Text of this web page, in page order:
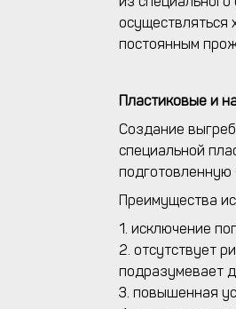
осуществляться
постоянным
Пластиковые и
Создание
специальной
подготовленную
Преимущества
1. исключение
2. отсутствует
подразумевает
3. повышенная